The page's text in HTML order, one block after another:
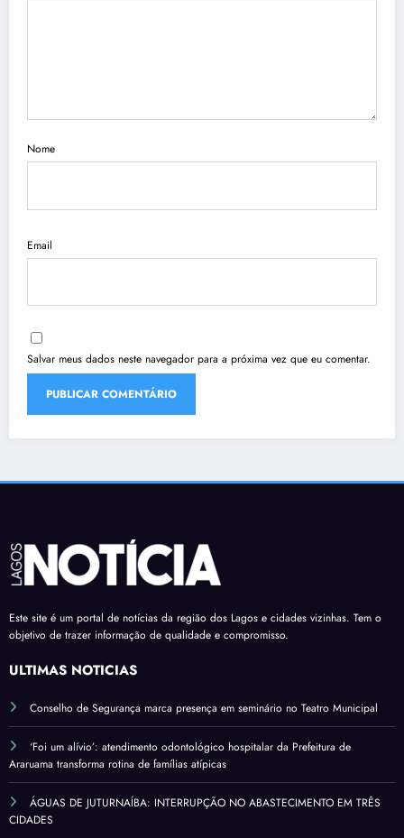
Nome
Email
Salvar meus dados neste navegador para a próxima vez que eu comentar.
Este site é um portal de notícias da região dos Lagos e cidades vizinhas. Tem o
objetivo de trazer informação de qualidade e compromisso.
ÚLTIMAS NOTÍCIAS
Conselho de Segurança marca presença em seminário no Teatro Municipal
‘Foi um alívio’: atendimento odontológico hospitalar da Prefeitura de
Araruama transforma rotina de famílias atípicas
ÁGUAS DE JUTURNAÍBA: INTERRUPÇÃO NO ABASTECIMENTO EM TRÊS
CIDADES